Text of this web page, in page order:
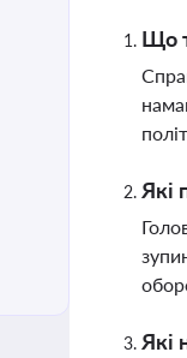
Що
Які
Які